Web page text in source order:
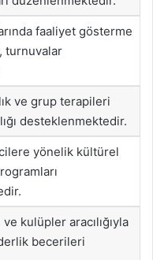
faaliyet gösterme
turnuvalar
ve grup terapileri
desteklenmektedir.
yönelik kültürel
kulüpler aracılığıyla
becerileri